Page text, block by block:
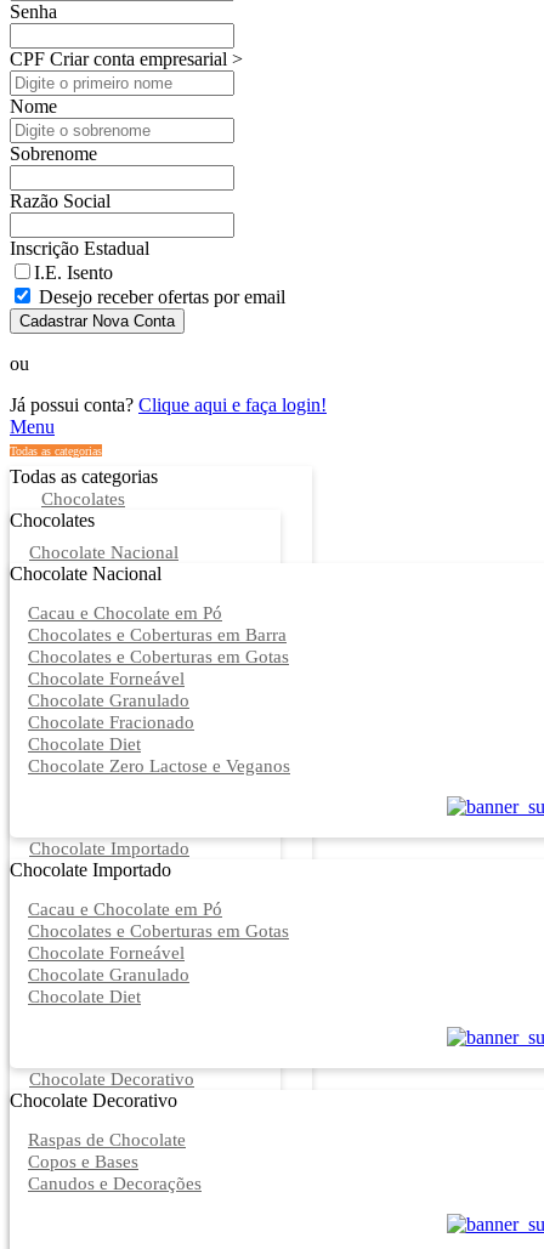
Senha
CPF Criar conta empresarial >
Nome
Sobrenome
Razão Social
Inscrição Estadual
I.E. Isento
Desejo receber ofertas por email
Cadastrar Nova Conta
ou
Já possui conta? Clique aqui e faça login!
Menu
Todas as categorias
Todas as categorias
Chocolates
Chocolates
Chocolate Nacional
Chocolate Nacional
Cacau e Chocolate em Pó
Chocolates e Coberturas em Barra
Chocolates e Coberturas em Gotas
Chocolate Forneável
Chocolate Granulado
Chocolate Fracionado
Chocolate Diet
Chocolate Zero Lactose e Veganos
Chocolate Importado
Chocolate Importado
Cacau e Chocolate em Pó
Chocolates e Coberturas em Gotas
Chocolate Forneável
Chocolate Granulado
Chocolate Diet
Chocolate Decorativo
Chocolate Decorativo
Raspas de Chocolate
Copos e Bases
Canudos e Decorações